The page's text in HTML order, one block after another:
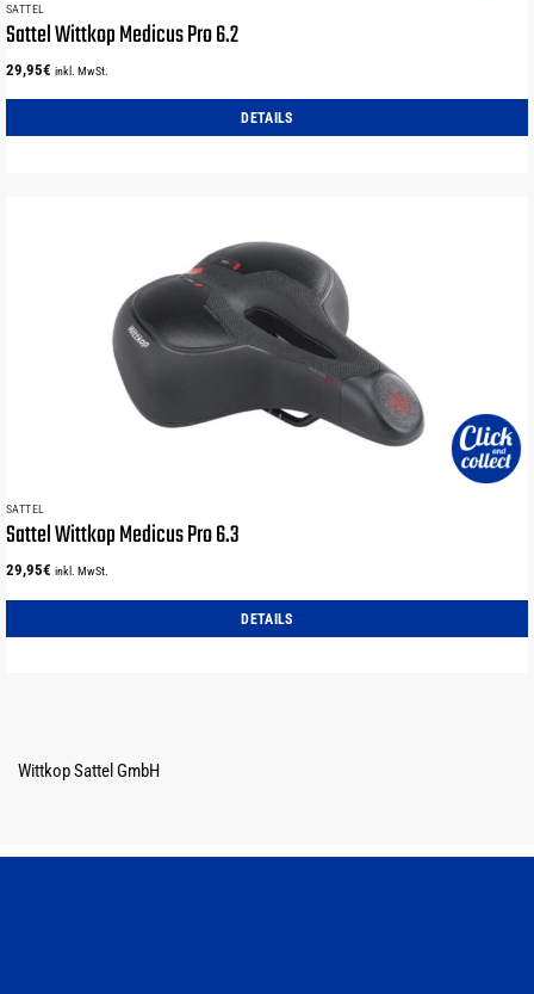
SATTEL
Sattel Wittkop Medicus Pro 6.2
29,95€ inkl. MwSt.
DETAILS
SATTEL
Sattel Wittkop Medicus Pro 6.3
29,95€ inkl. MwSt.
DETAILS
Wittkop Sattel GmbH